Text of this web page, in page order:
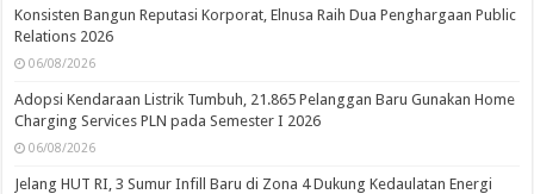
Konsisten Bangun Reputasi Korporat, Elnusa Raih Dua Penghargaan Public
Relations 2026
06/08/2026
Adopsi Kendaraan Listrik Tumbuh, 21.865 Pelanggan Baru Gunakan Home
Charging Services PLN pada Semester I 2026
06/08/2026
Jelang HUT RI, 3 Sumur Infill Baru di Zona 4 Dukung Kedaulatan Energi